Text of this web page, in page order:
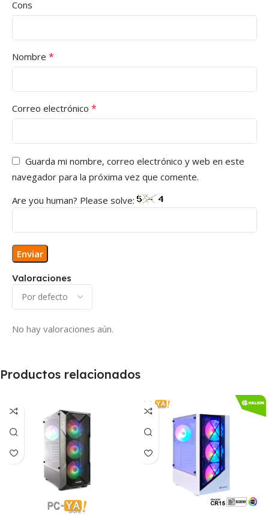
Valoraciones
No hay valoraciones aún.
Cons
Nombre *
Correo electrónico *
Guarda mi nombre, correo electrónico y web en este
navegador para la próxima vez que comente.
Are you human? Please solve:
Productos relacionados